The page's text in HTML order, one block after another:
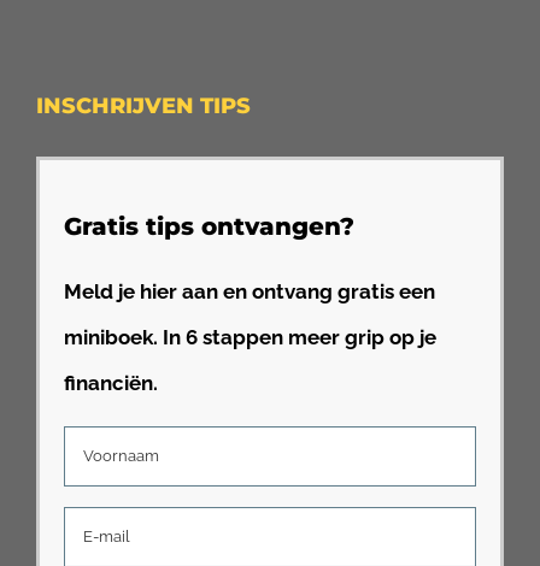
INSCHRIJVEN TIPS
Gratis tips ontvangen?
Meld je hier aan en ontvang gratis een
miniboek. In 6 stappen meer grip op je
financiën.